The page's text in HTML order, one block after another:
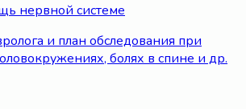
нервной системе
и план обследования при
болях в спине и др.